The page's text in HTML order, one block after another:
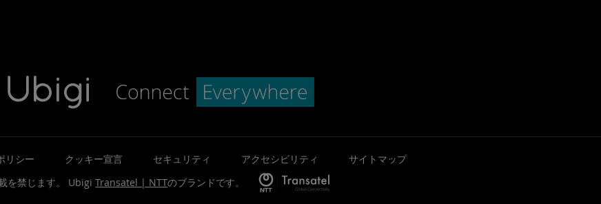
リシー クッキー宣言 セキュリティ アクセシビリティ
サイトマップ
を禁じます。 UbigiTransatel | NTTのブランドです。